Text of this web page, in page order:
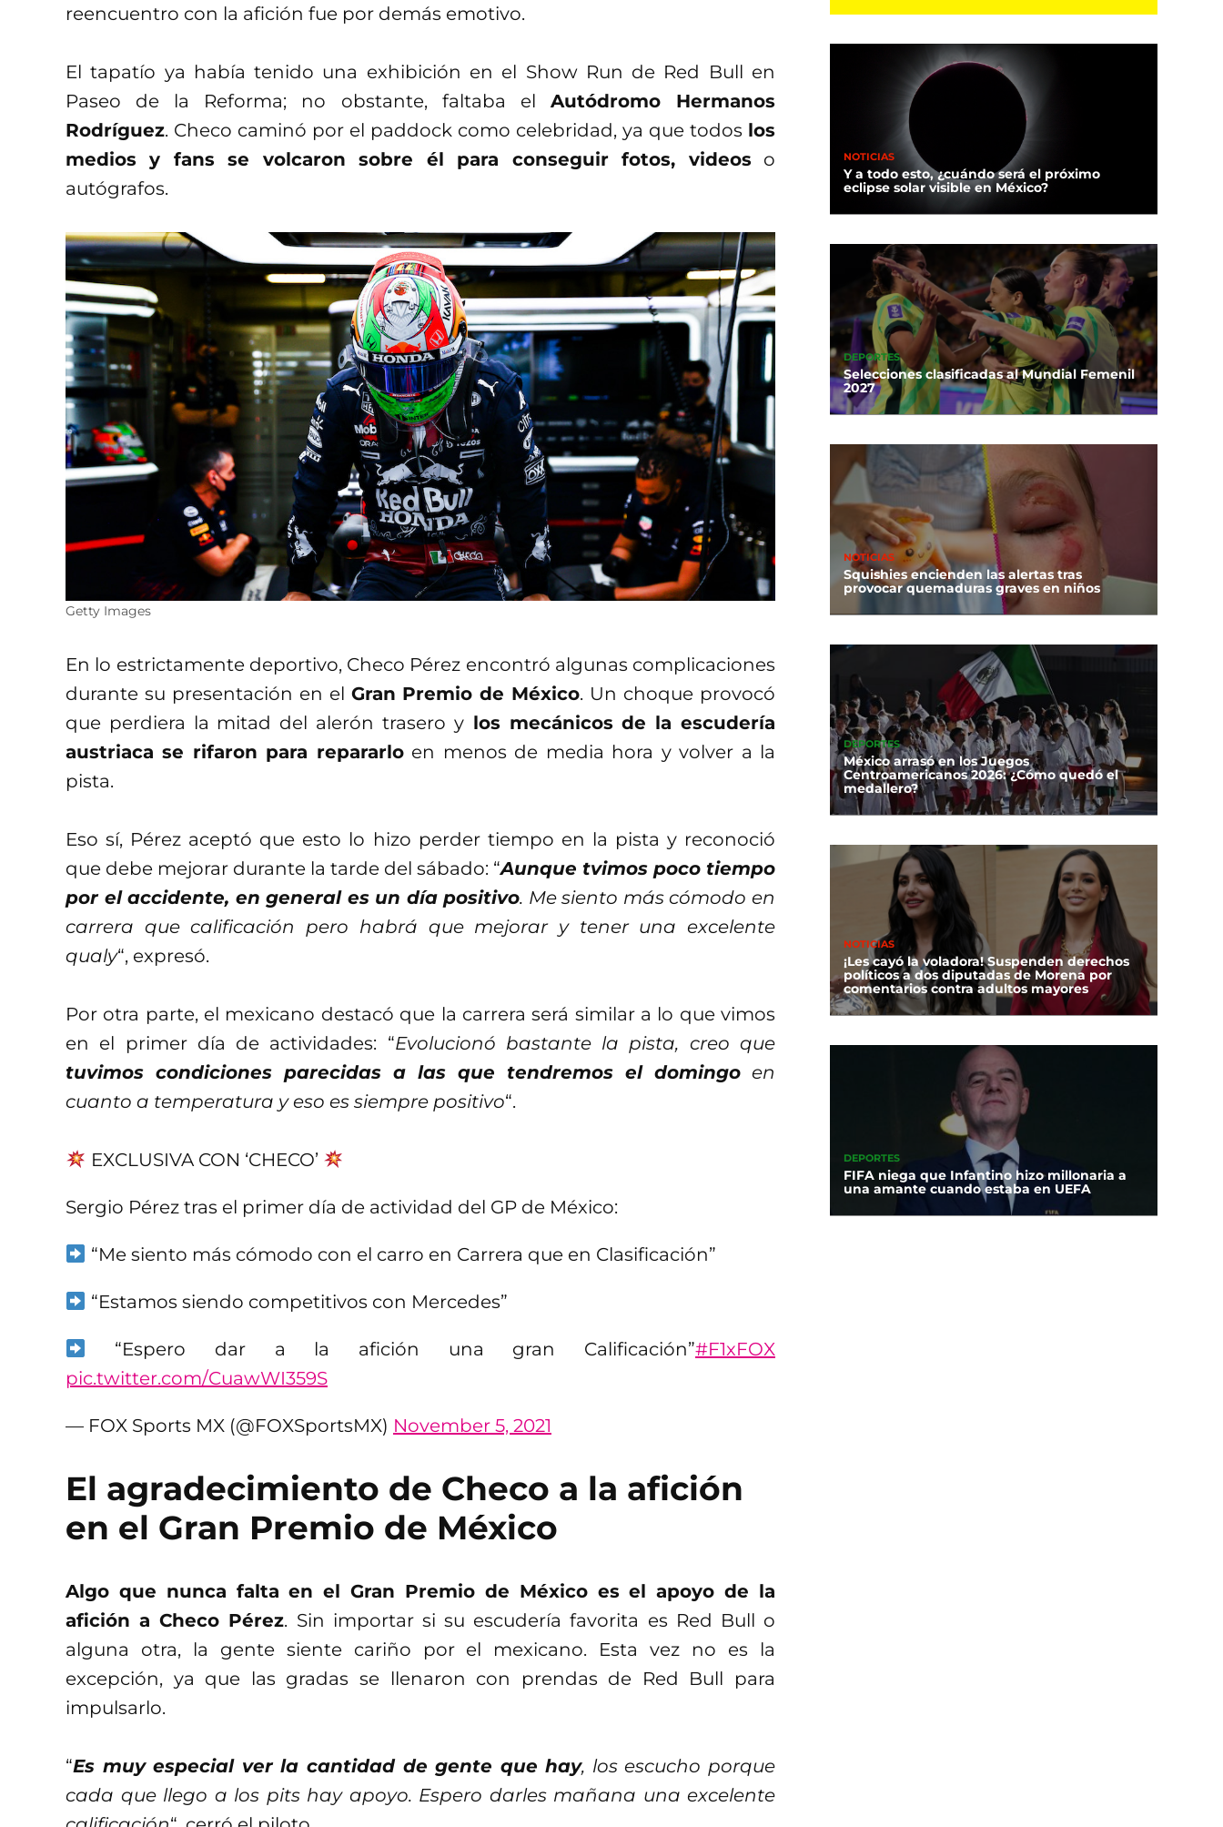
reencuentro con la afición fue por demás emotivo.
El tapatío ya había tenido una exhibición en el Show Run de Red Bull en
Paseo de la Reforma; no obstante, faltaba el Autódromo Hermanos
Rodríguez. Checo caminó por el paddock como celebridad, ya que todos los
medios y fans se volcaron sobre él para conseguir fotos, videoso
autógrafos.
Getty Images
En lo estrictamente deportivo, Checo Pérez encontró algunas complicaciones
durante su presentación en el Gran Premio de México. Un choque provocó
que perdiera la mitad del alerón trasero ylos mecánicos de la escudería
austriaca se rifaron para repararloen menos de media hora y volver a la
pista.
Eso sí, Pérez aceptó que esto lo hizo perder tiempo en la pista y reconoció
que debe mejorar durante la tarde del sábado: “Aunque tvimos poco tiempo
por el accidente, en general es un día positivo. Me siento más cómodo en
carrera que calificación pero habrá que mejorar y tener una excelente
qualy“, expresó.
Por otra parte, el mexicano destacó que la carrera será similar a lo que vimos
en el primer día de actividades: “Evolucionó bastante la pista, creo que
tuvimos condiciones parecidas a las que tendremos el domingo en
cuanto a temperatura y eso es siempre positivo“.
EXCLUSIVA CON ‘CHECO’
Sergio Pérez tras el primer día de actividad del GP de México:
“Me siento más cómodo con el carro en Carrera que en Clasificación”
“Estamos siendo competitivos con Mercedes”
“Espero dar a la afición una gran Calificación”#F1xFOX
pic.twitter.com/CuawWI359S
— FOX Sports MX (@FOXSportsMX) November 5, 2021
El agradecimiento de Checo a la afición
en el Gran Premio de México
Algo que nunca falta en el Gran Premio de México es el apoyo de la
afición a Checo Pérez. Sin importar si su escudería favorita es Red Bull o
alguna otra, la gente siente cariño por el mexicano. Esta vez no es la
excepción, ya que las gradas se llenaron con prendas de Red Bull para
impulsarlo.
“Es muy especial ver la cantidad de gente que hay, los escucho porque
cada que llego a los pits hay apoyo. Espero darles mañana una excelente
NOTICIAS
Y a todo esto, ¿cuándo será el próximo
eclipse solar visible en México?
DEPORTES
Selecciones clasificadas al Mundial Femenil
2027
NOTICIAS
Squishies encienden las alertas tras
provocar quemaduras graves en niños
DEPORTES
México arrasó en los Juegos
Centroamericanos 2026: ¿Cómo quedó el
medallero?
NOTICIAS
¡Les cayó la voladora! Suspenden derechos
políticos a dos diputadas de Morena por
comentarios contra adultos mayores
DEPORTES
FIFA niega que Infantino hizo millonaria a
una amante cuando estaba en UEFA